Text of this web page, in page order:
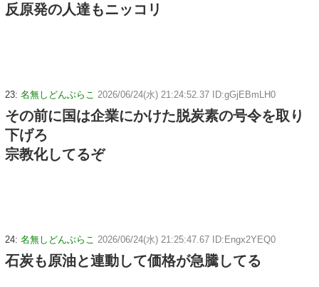
反原発の人達もニッコリ
23: 名無しどんぶらこ 2026/06/24(水) 21:24:52.37 ID:gGjEBmLH0
その前に国は企業にかけた脱炭素の号令を取り
下げろ
宗教化してるぞ
24: 名無しどんぶらこ 2026/06/24(水) 21:25:47.67 ID:Engx2YEQ0
石炭も原油と連動して価格が急騰してる